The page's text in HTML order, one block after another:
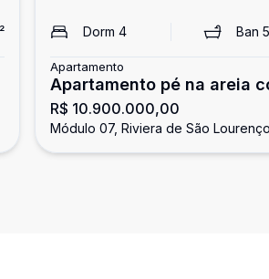
Dorm 4 Ban 5
Apartamento
Apartamento pé na areia
mar, 4 suítes, Riviera de
R$ 10.900.000,00
Módulo 07, Riviera de São